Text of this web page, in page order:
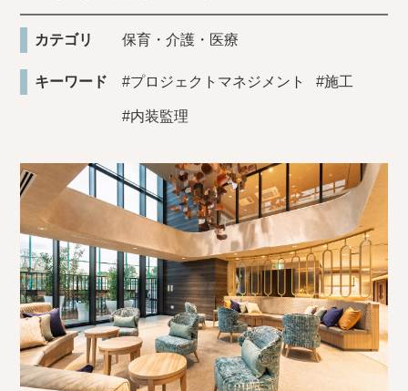
カテゴリ 保育・介護・医療
キーワード #プロジェクトマネジメント #施工
#内装監理